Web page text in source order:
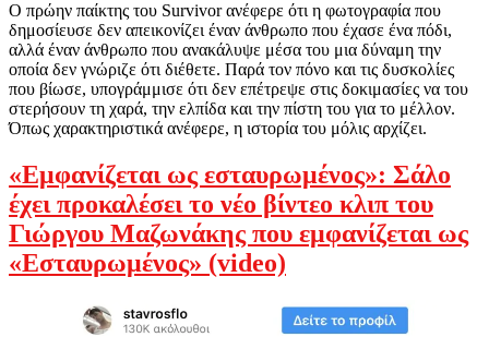
Ο πρώην παίκτης του Survivor ανέφερε ότι η φωτογραφία που
δημοσίευσε δεν απεικονίζει έναν άνθρωπο που έχασε ένα πόδι,
αλλά έναν άνθρωπο που ανακάλυψε μέσα του μια δύναμη την
οποία δεν γνώριζε ότι διέθετε. Παρά τον πόνο και τις δυσκολίες
που βίωσε, υπογράμμισε ότι δεν επέτρεψε στις δοκιμασίες να του
στερήσουν τη χαρά, την ελπίδα και την πίστη του για το μέλλον.
Όπως χαρακτηριστικά ανέφερε, η ιστορία του μόλις αρχίζει.
«Εμφανίζεται ως εσταυρωμένος»: Σάλο
έχει προκαλέσει το νέο βίντεο κλιπ του
Γιώργου Μαζωνάκης που εμφανίζεται ως
«Εσταυρωμένος» (video)